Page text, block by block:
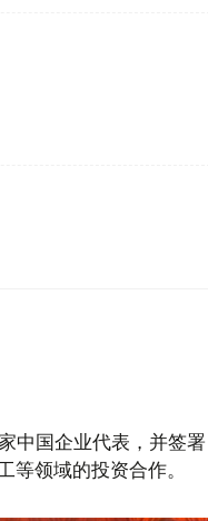
中国企业代表，并签署
领域的投资合作。